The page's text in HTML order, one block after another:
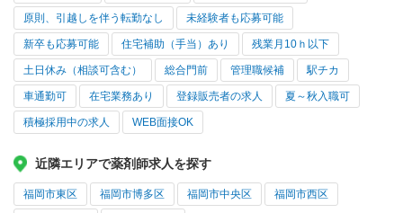
原則、引越しを伴う転勤なし 未経験者も応募可能
新卒も応募可能 住宅補助（手当）あり 残業月10ｈ以下
土日休み（相談可含む） 総合門前 管理職候補 駅チカ
車通勤可 在宅業務あり 登録販売者の求人 夏～秋入職可
積極採用中の求人 WEB面接OK
近隣エリアで薬剤師求人を探す
福岡市東区 福岡市博多区 福岡市中央区 福岡市西区